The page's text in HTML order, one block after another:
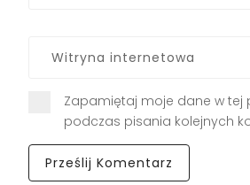
Zapamiętaj moje dane w tej
podczas pisania kolejnych